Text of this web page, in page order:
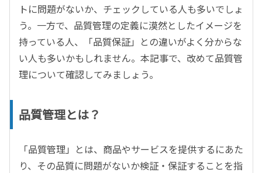
トに問題がないか、チェックしている人も多いでしょ
う。一方で、品質管理の定義に漠然としたイメージを
持っている人、「品質保証」との違いがよく分からな
い人も多いかもしれません。本記事で、改めて品質管
理について確認してみましょう。
品質管理とは？
「品質管理」とは、商品やサービスを提供するにあた
り、その品質に問題がないか検証・保証することを指